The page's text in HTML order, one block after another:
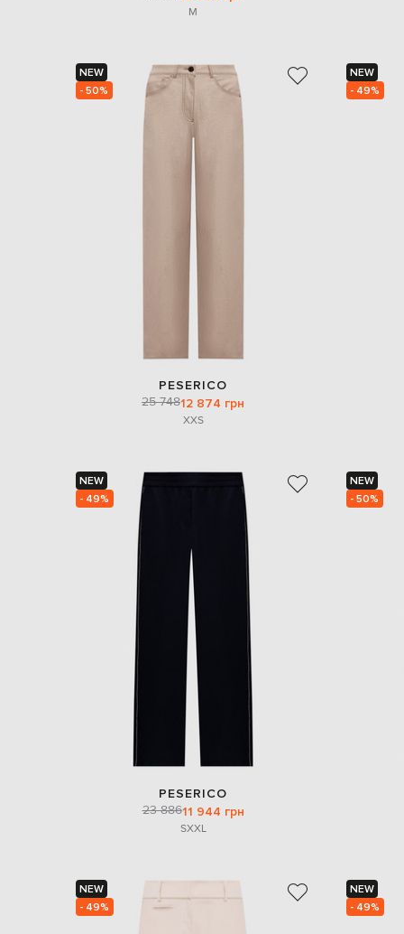
M
NEW
- 50%
PESERICO
25 74812 874 грн
XXS
NEW
- 49%
NEW
- 49%
PESERICO
23 88611 944 грн
SXXL
NEW
- 50%
NEW
- 49%
NEW
- 49%